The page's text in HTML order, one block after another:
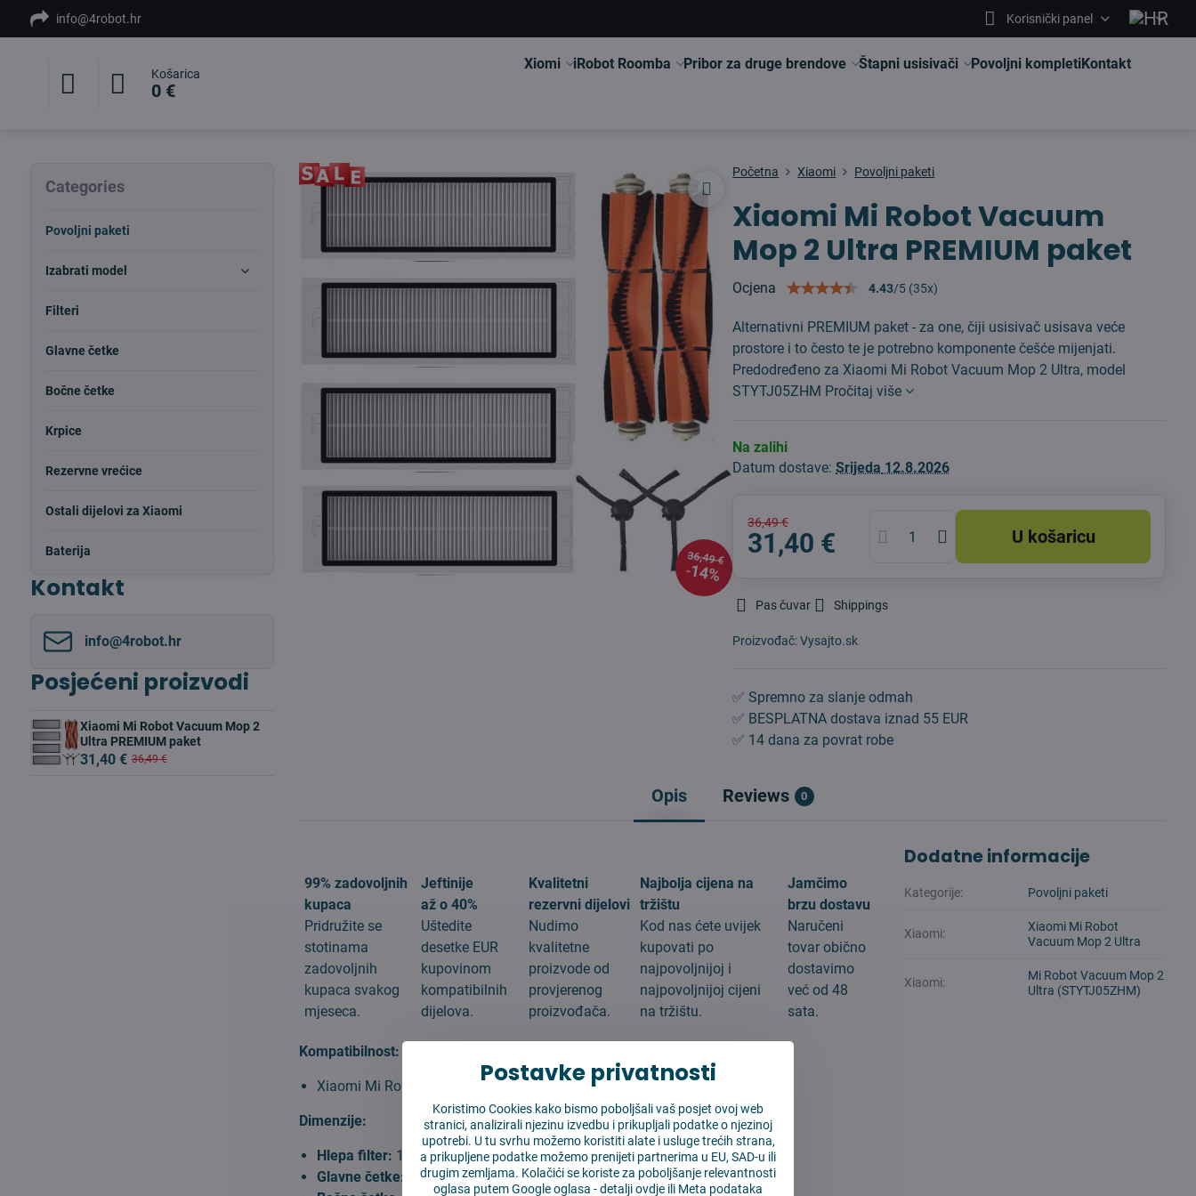
info@4robot.hr Korisnički panel
Košarica
0 €
Xiomi iRobot Roomba Pribor za druge brendove Štapni usisivači Povoljni kompletiKontakt
36,49 €
14%
Početna Xiaomi Povoljni paketi
Xiaomi Mi Robot Vacuum
Mop 2 Ultra PREMIUM paket
Ocjena 4.43/5 (35x)
Alternativni PREMIUM paket - za one, čiji usisivač usisava veće
prostore i to često te je potrebno komponente češće mijenjati.
Predodređeno za Xiaomi Mi Robot Vacuum Mop 2 Ultra, model
STYTJ05ZHM Pročitaj više
Na zalihi
Datum dostave:Srijeda 12.8.2026
36,49 €
31,40 € U košaricu
Pas čuvar Shippings
Proizvođač:Vysajto.sk
✅ Spremno za slanje odmah
✅ BESPLATNA dostava iznad 55 EUR
✅ 14 dana za povrat robe
Opis Reviews 0
99% zadovoljnih
kupaca
Pridružite se
stotinama
zadovoljnih
kupaca svakog
mjeseca.
Jeftinije
až o 40%
Uštedite
desetke EUR
kupovinom
kompatibilnih
dijelova.
Kvalitetni
rezervni dijelovi
Nudimo
kvalitetne
proizvode od
provjerenog
proizvođača.
Najbolja cijena na
tržištu
Kod nas ćete uvijek
kupovati po
najpovoljnijoj i
najpovoljnijoj cijeni
na tržištu.
Jamčimo
brzu dostavu
Naručeni
tovar obično
dostavimo
već od 48
sata.
Kompatibilnost:
Xiaomi Mi Robot Vacuum Mop 2 Ultra, Model: STYTJ05ZHM
Dimenzije:
Hlepa filter: 150*49*15 mm
Glavne četke:
200*35*35 mm
Dodatne informacije
Kategorije: Povoljni paketi
Xiaomi:
Xiaomi Mi Robot
Vacuum Mop 2 Ultra
Xiaomi:
Mi Robot Vacuum Mop 2
Ultra (STYTJ05ZHM)
Categories
Povoljni paketi
Izabrati model
Filteri
Glavne četke
Bočne četke
Krpice
Rezervne vrećice
Ostali dijelovi za Xiaomi
Baterija
Kontakt
info​@4robot​.hr
Posjećeni proizvodi
Xiaomi Mi Robot Vacuum Mop 2
Ultra PREMIUM paket
31,40 € 36,49 €
Postavke privatnosti
Koristimo Cookies kako bismo poboljšali vaš posjet ovoj web
stranici, analizirali njezinu izvedbu i prikupljali podatke o njezinoj
upotrebi. U tu svrhu možemo koristiti alate i usluge trećih strana,
a prikupljene podatke možemo prenijeti partnerima u EU, SAD-u ili
drugim zemljama. Kolačići se koriste za poboljšanje relevantnosti
oglasa putem Google oglasa -detalji ovdje ili Meta podataka